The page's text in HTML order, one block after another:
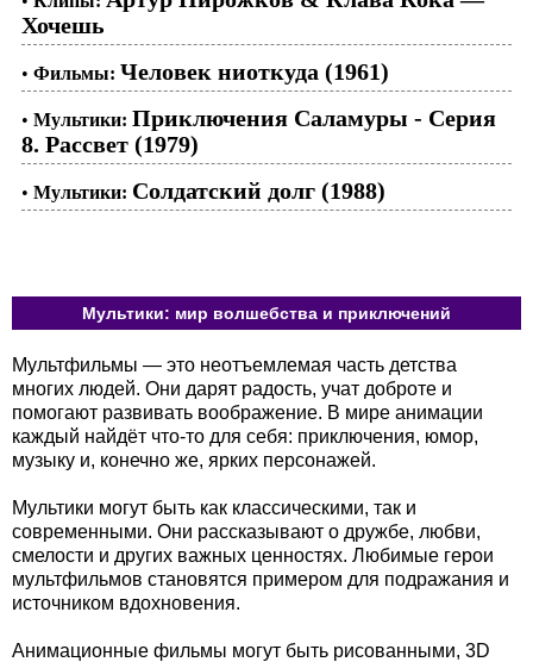
Хочешь
• Фильмы: Человек ниоткуда (1961)
• Мультики: Приключения Саламуры - Серия
8. Рассвет (1979)
• Мультики: Солдатский долг (1988)
Мультики: мир волшебства и приключений
Мультфильмы — это неотъемлемая часть детства
многих людей. Они дарят радость, учат доброте и
помогают развивать воображение. В мире анимации
каждый найдёт что-то для себя: приключения, юмор,
музыку и, конечно же, ярких персонажей.
Мультики могут быть как классическими, так и
современными. Они рассказывают о дружбе, любви,
смелости и других важных ценностях. Любимые герои
мультфильмов становятся примером для подражания и
источником вдохновения.
Анимационные фильмы могут быть рисованными, 3D